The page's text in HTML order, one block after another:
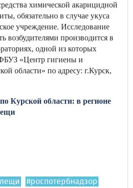
химической акарицидной
обязательно в случае укуса
учреждение. Исследование
возбудителями производится в
одной из которых
ФБУЗ «Центр гигиены и
области» по адресу: г.Курск,
Курской области: в регионе
#роспотербнадзор